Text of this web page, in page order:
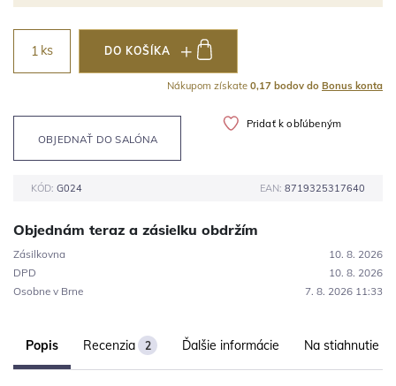
OBJEDNAŤ DO SALÓNA
Pridať k obľúbeným
ks DO KOŠÍKA
Nákupom získate 0,17 bodov do Bonus konta
KÓD: G024 EAN: 8719325317640
Objednám teraz a zásielku obdržím
Zásilkovna
10. 8. 2026
DPD
10. 8. 2026
Osobne v Brne
7. 8. 2026 11:33
Popis Recenzia 2 Ďalšie informácie Na stiahnutie